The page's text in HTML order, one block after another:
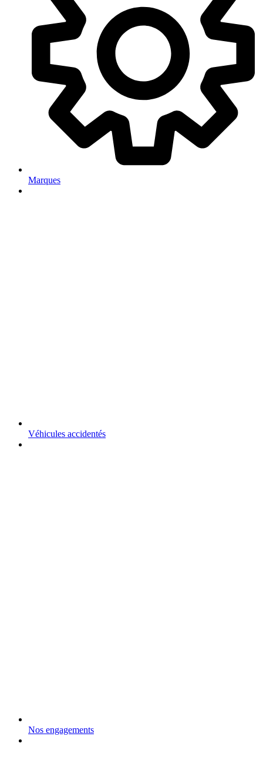
Marques
Véhicules accidentés
Nos engagements